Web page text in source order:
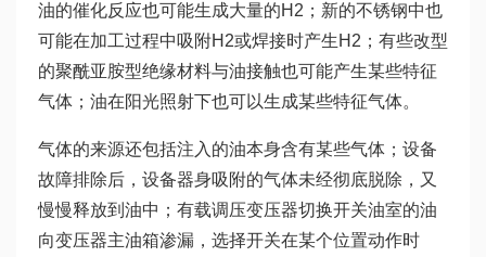
油的催化反应也可能生成大量的H2；新的不锈钢中也
可能在加工过程中吸附H2或焊接时产生H2；有些改型
的聚酰亚胺型绝缘材料与油接触也可能产生某些特征
气体；油在阳光照射下也可以生成某些特征气体。
气体的来源还包括注入的油本身含有某些气体；设备
故障排除后，设备器身吸附的气体未经彻底脱除，又
慢慢释放到油中；有载调压变压器切换开关油室的油
向变压器主油箱渗漏，选择开关在某个位置动作时